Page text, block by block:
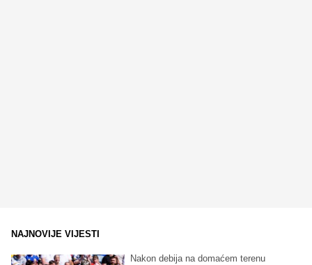
NAJNOVIJE VIJESTI
Nakon debija na domaćem terenu